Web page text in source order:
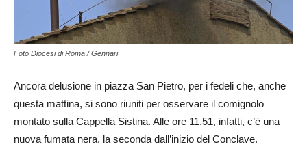
Foto Diocesi di Roma / Gennari
Ancora delusione in piazza San Pietro, per i fedeli che, anche
questa mattina, si sono riuniti per osservare il comignolo
montato sulla Cappella Sistina. Alle ore 11.51, infatti, c’è una
nuova fumata nera, la seconda dall’inizio del Conclave.